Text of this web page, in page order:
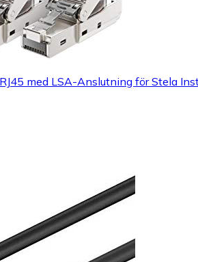
med LSA-Anslutning för Stela